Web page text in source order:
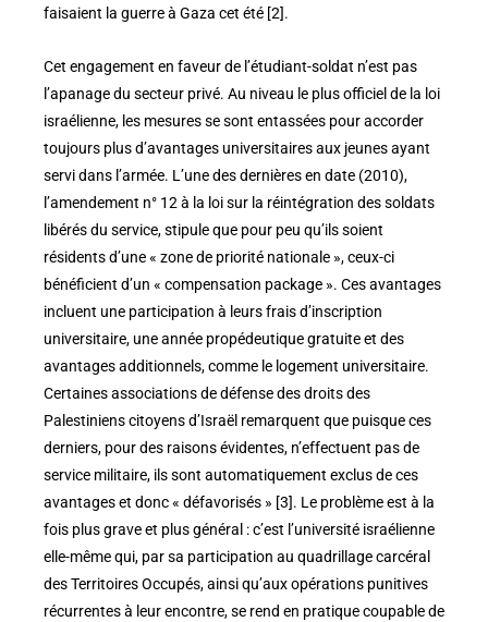
faisaient la guerre à Gaza cet été [2].
Cet engagement en faveur de l’étudiant-soldat n’est pas
l’apanage du secteur privé. Au niveau le plus officiel de la loi
israélienne, les mesures se sont entassées pour accorder
toujours plus d’avantages universitaires aux jeunes ayant
servi dans l’armée. L’une des dernières en date (2010),
l’amendement n° 12 à la loi sur la réintégration des soldats
libérés du service, stipule que pour peu qu’ils soient
résidents d’une « zone de priorité nationale », ceux-ci
bénéficient d’un « compensation package ». Ces avantages
incluent une participation à leurs frais d’inscription
universitaire, une année propédeutique gratuite et des
avantages additionnels, comme le logement universitaire.
Certaines associations de défense des droits des
Palestiniens citoyens d’Israël remarquent que puisque ces
derniers, pour des raisons évidentes, n’effectuent pas de
service militaire, ils sont automatiquement exclus de ces
avantages et donc « défavorisés » [3]. Le problème est à la
fois plus grave et plus général : c’est l’université israélienne
elle-même qui, par sa participation au quadrillage carcéral
des Territoires Occupés, ainsi qu’aux opérations punitives
récurrentes à leur encontre, se rend en pratique coupable de